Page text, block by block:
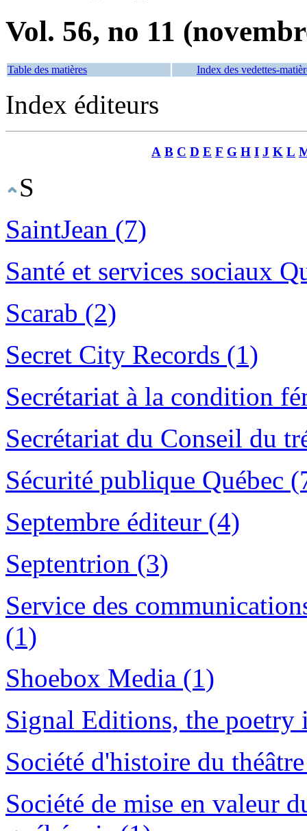
Vol. 56, no 11
Table des matières Index des vedettes-
Index éditeurs
A B C D E F G H I J K L
S
SaintJean (7)
Santé et services sociaux
Scarab (2)
Secret City Records (1)
Secrétariat à la condition
Secrétariat du Conseil du
Sécurité publique Québec
Septembre éditeur (4)
Septentrion (3)
Service des
(1)
Shoebox Media (1)
Signal Editions, the poetry
Société d'histoire du
Société de mise en valeur